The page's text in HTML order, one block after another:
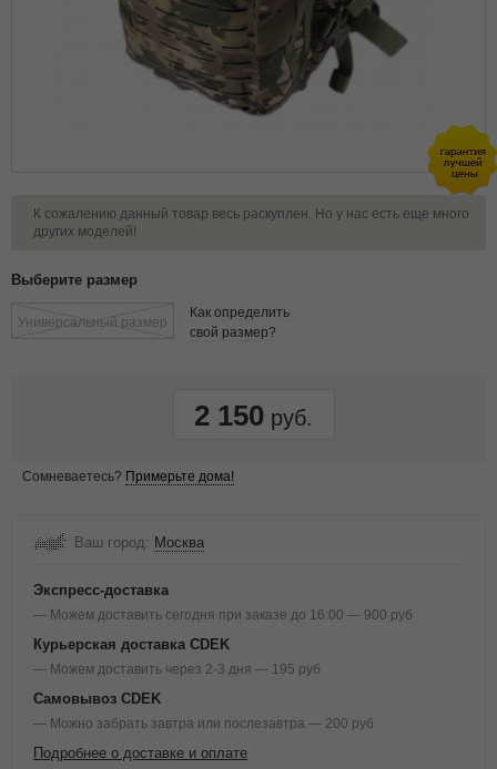
К сожалению данный товар весь раскуплен. Но у нас есть еще много
других моделей!
Выберите размер
Универсальный размер
Как определить
свой размер?
2 150
Сомневаетесь? Примерьте дома!
Ваш город: Москва
Экспресс-доставка
— Можем доставить сегодня при заказе до 16:00 — 900 руб
Курьерская доставка CDEK
— Можем доставить через 2-3 дня — 195 руб
Самовывоз CDEK
— Можно забрать завтра или послезавтра — 200 руб
Подробнее о доставке и оплате